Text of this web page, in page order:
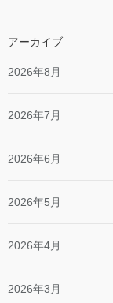
アーカイブ
2026年8月
2026年7月
2026年6月
2026年5月
2026年4月
2026年3月